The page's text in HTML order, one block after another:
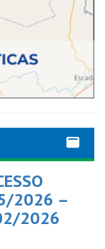
2026 –
2026